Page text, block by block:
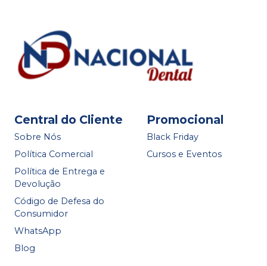
Central do Cliente
Sobre Nós
Política Comercial
Política de Entrega e
Devolução
Código de Defesa do
Consumidor
WhatsApp
Blog
Promocional
Black Friday
Cursos e Eventos